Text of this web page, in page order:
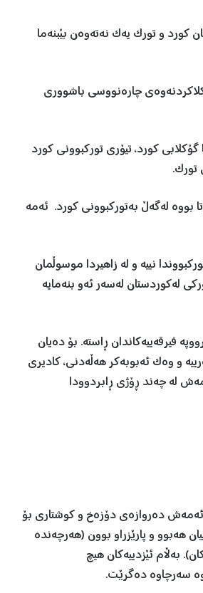
کورد و تورک یەک نەتەوەن بێبنەما
چارەنووسی باشووری
کورد، تیۆری تورکبوونی کورد
تورک.
بووە لەگەڵ بەتورکبوونی کورد. ئەمە
نییە و لە زاهیردا موسوڵمان
لەکوردستان لەسەر ئەو بنەمایە
فیرقەییەکاندان ڕاستە. بۆ دەیان
و وەک ئەبوبەکر هەڵەدنی، کادیری
لە چەند ڕۆژی ڕابردوودا
ئەمەش دەروازەی دۆزەخ و کوشتاری بۆ
هەبوو و پارێزراو بوون (هەرچەندە
بەڵام ئێزدییەکان هیچ
سەرچاوە دەگرێت.